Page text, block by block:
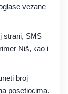
vezane
strani, SMS
Niš, kao i
broj
posetiocima.